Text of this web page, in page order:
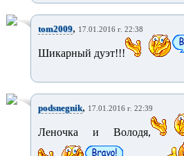
tom2009, 17.01.2016 г. 22:38
Шикарный дуэт!!!
podsnegnik, 17.01.2016 г. 22:39
Леночка и Володя,